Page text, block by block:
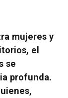
mujeres y
el
se
profunda.